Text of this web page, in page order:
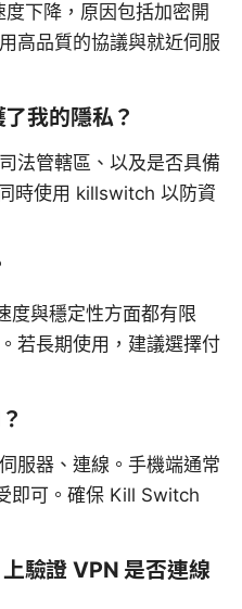
下降，原因包括加密開
高品質的協議與就近伺服
我的隱私？
法管轄區、以及是否具備
時使用 killswitch 以防資
度與穩定性方面都有限
若長期使用，建議選擇付
服器、連線。手機端通常
即可。確保 Kill Switch
驗證 VPN 是否連線